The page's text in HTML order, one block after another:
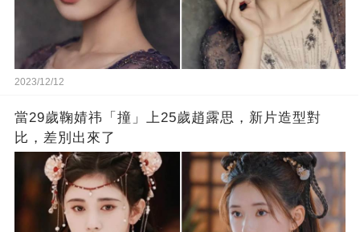
2023/12/12
當29歲鞠婧祎「撞」上25歲趙露思，新片造型對
比，差別出來了